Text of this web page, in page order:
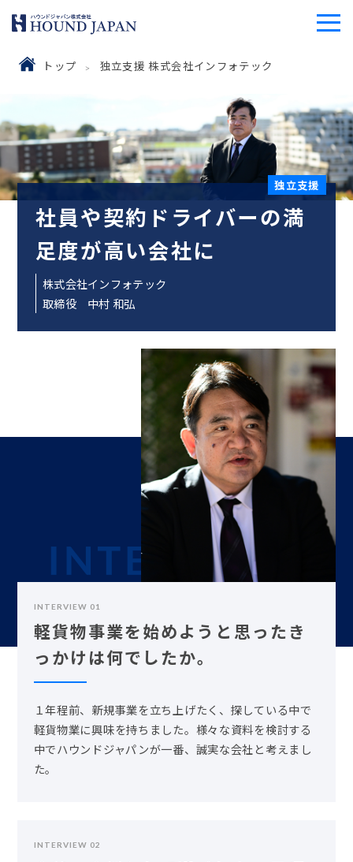
トップ 独立支援 株式会社インフォテック
独立支援
社員や契約ドライバーの満
足度が高い会社に
株式会社インフォテック
取締役 中村 和弘
INTERVIEW 01
軽貨物事業を始めようと思ったき
っかけは何でしたか。
１年程前、新規事業を立ち上げたく、探している中で
軽貨物業に興味を持ちました。様々な資料を検討する
中でハウンドジャパンが一番、誠実な会社と考えまし
た。
INTERVIEW 02